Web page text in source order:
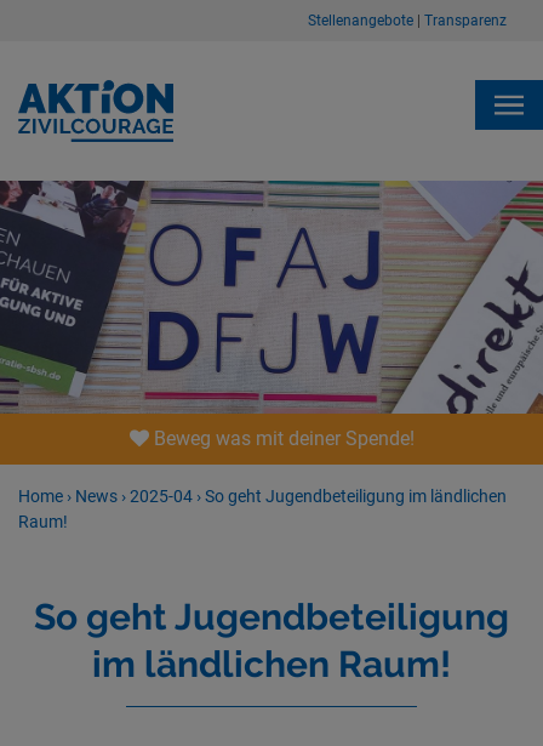
Stellenangebote Transparenz
Beweg was mit deiner Spende!
Home › News ›2025-04 ›So geht Jugendbeteiligung im ländlichen
Raum!
So geht Jugendbeteiligung
im ländlichen Raum!